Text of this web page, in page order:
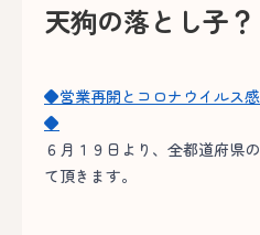
天狗の落とし子？
◆営業再開とコロナウイルス
◆
６月１９日より、全都道府県
て頂きます。